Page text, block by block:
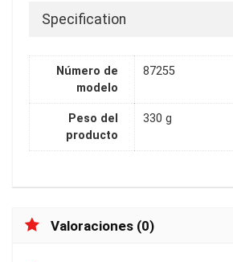
Specification
Número de
modelo
87255
Peso del
producto
330 g
Valoraciones (0)